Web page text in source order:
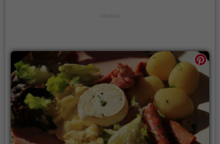
Getränken und Speisen im Verdi.